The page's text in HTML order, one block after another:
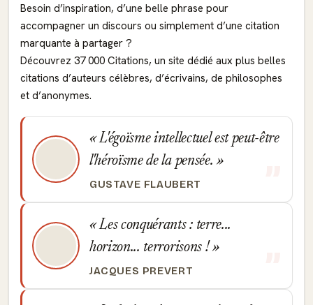
Besoin d’inspiration, d’une belle phrase pour
accompagner un discours ou simplement d’une citation
marquante à partager ?
Découvrez 37 000 Citations, un site dédié aux plus belles
citations d’auteurs célèbres, d’écrivains, de philosophes
et d’anonymes.
L'égoïsme intellectuel est peut-être
l'héroïsme de la pensée.
GUSTAVE FLAUBERT
Les conquérants : terre...
horizon... terrorisons !
JACQUES PREVERT